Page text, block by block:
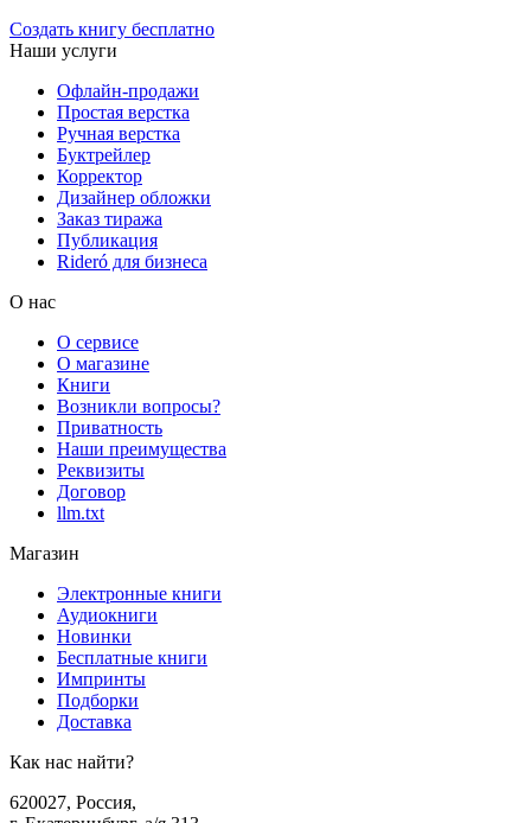
Создать книгу бесплатно
Наши услуги
Офлайн-продажи
Простая верстка
Ручная верстка
Буктрейлер
Корректор
Дизайнер обложки
Заказ тиража
Публикация
Rideró для бизнеса
О нас
О сервисе
О магазине
Книги
Возникли вопросы?
Приватность
Наши преимущества
Реквизиты
Договор
llm.txt
Магазин
Электронные книги
Аудиокниги
Новинки
Бесплатные книги
Импринты
Подборки
Доставка
Как нас найти?
620027, Россия,